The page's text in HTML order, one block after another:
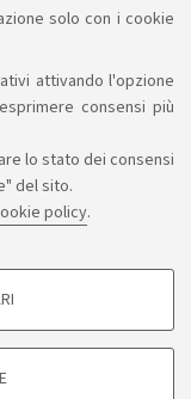
solo con i cookie
attivando l'opzione
consensi più
lo stato dei consensi
del sito.
policy.
sul sito, per analisi